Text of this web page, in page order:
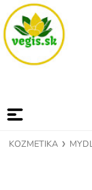
KOZMETIKA